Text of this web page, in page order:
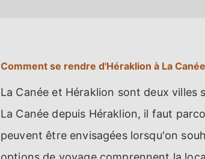
Comment se rendre d'Héraklion à La
La Canée et Héraklion sont deux villes
La Canée depuis Héraklion, il faut
peuvent être envisagées lorsqu'on